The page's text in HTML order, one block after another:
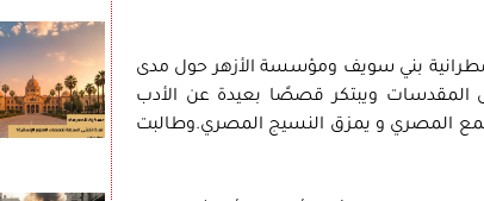
مطرانية بني سويف ومؤسسة الأزهر حول مدى
المقدسات ويبتكر قصصًا بعيدة عن الأدب
المصري و يمزق النسيج المصري.وطالبت